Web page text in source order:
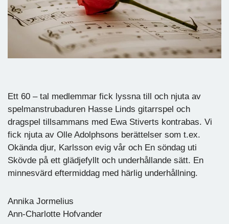
Ett 60 – tal medlemmar fick lyssna till och njuta av
spelmanstrubaduren Hasse Linds gitarrspel och
dragspel tillsammans med Ewa Stiverts kontrabas. Vi
fick njuta av Olle Adolphsons berättelser som t.ex.
Okända djur, Karlsson evig vår och En söndag uti
Skövde på ett glädjefyllt och underhållande sätt. En
minnesvärd eftermiddag med härlig underhållning.
Annika Jormelius
Ann-Charlotte Hofvander